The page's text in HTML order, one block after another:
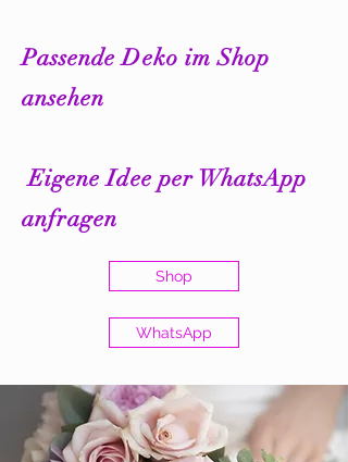
Passende Deko im Shop
ansehen
Eigene Idee per WhatsApp
anfragen
Shop
WhatsApp